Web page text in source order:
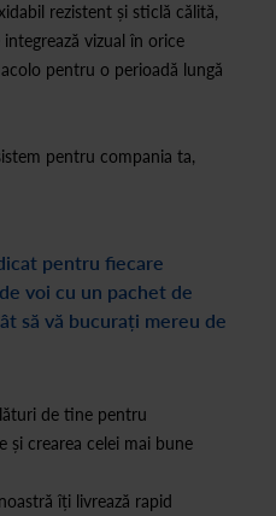
rezistent și sticlă călită,
vizual în orice
pentru o perioadă lungă
pentru compania ta,
pentru fiecare
voi cu un pachet de
să vă bucurați mereu de
de tine pentru
și crearea celei mai bune
îți livrează rapid